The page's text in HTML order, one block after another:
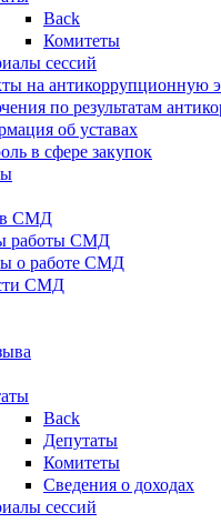
Back
Комитеты
сессий
на антикоррупционную
по результатам
об уставах
в сфере закупок
СМД
работы СМД
о работе СМД
СМД
Back
Депутаты
Комитеты
Сведения о доходах
сессий